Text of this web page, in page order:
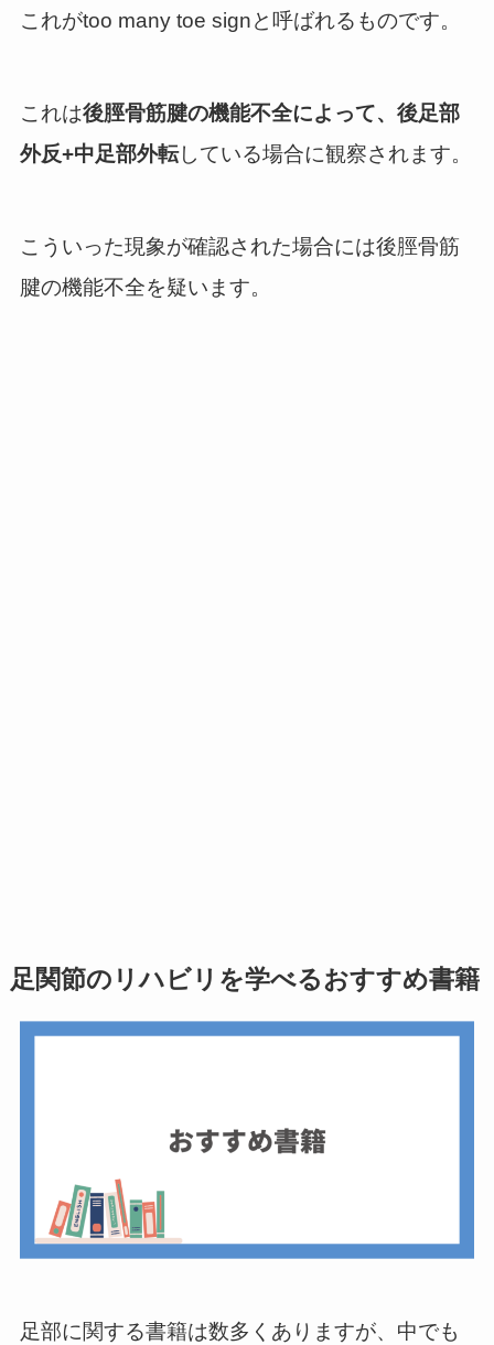
これがtoo many toe signと呼ばれるものです。
これは後脛骨筋腱の機能不全によって、後足部
外反+中足部外転している場合に観察されます。
こういった現象が確認された場合には後脛骨筋
腱の機能不全を疑います。
足関節のリハビリを学べるおすすめ書籍
足部に関する書籍は数多くありますが、中でも